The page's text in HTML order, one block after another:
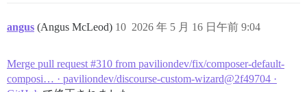
angus (Angus McLeod) 2026 年 5 月 16 日午前 9:04
10
Merge pull request #310 from paviliondev/fix/composer-default-
composi… · paviliondev/discourse-custom-wizard@2f49704 ·